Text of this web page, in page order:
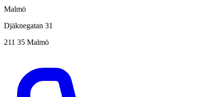
Malmö
Djäknegatan 31
211 35 Malmö